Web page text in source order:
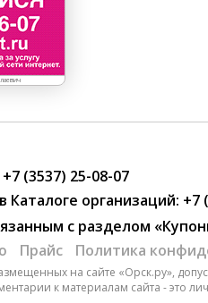
+7 (3537) 25-08-07
организаций: +7
с разделом
Прайс Политика
на сайте «Орск.ру»,
к материалам сайта - это